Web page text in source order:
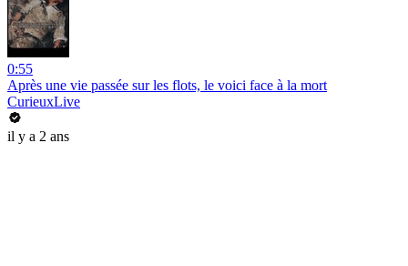
0:55
Après une vie passée sur les flots, le voici face à la mort
CurieuxLive
il y a 2 ans